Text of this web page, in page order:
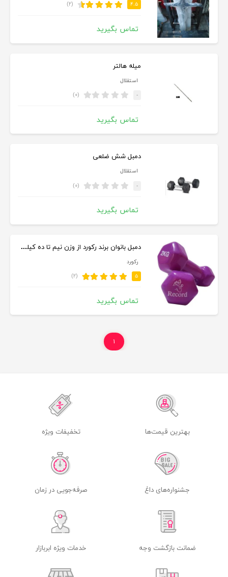
۴.۵ (۲)
تماس بگیرید
میله هالتر
استقلال
- (۰)
تماس بگیرید
دمبل شش ضلعی
استقلال
- (۰)
تماس بگیرید
دمبل بانوان برند ركورد از وزن نيم تا ده كيلوگرم
ركورد
۵ (۲)
تماس بگیرید
۱
بهترین قیمت‌ها تخفیفات ویژه
جشنواره‌های داغ صرفه‌جویی در زمان
ضمانت بازگشت وجه خدمات ویژه ابربازار